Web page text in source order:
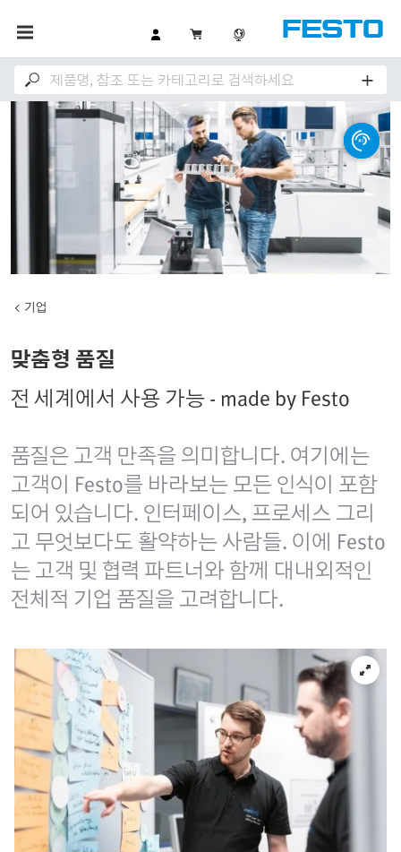
기업
맞춤형 품질
전 세계에서 사용 가능 - made by Festo
품질은 고객 만족을 의미합니다. 여기에는
고객이 Festo를 바라보는 모든 인식이 포함
되어 있습니다. 인터페이스, 프로세스 그리
고 무엇보다도 활약하는 사람들. 이에 Festo
는 고객 및 협력 파트너와 함께 대내외적인
전체적 기업 품질을 고려합니다.